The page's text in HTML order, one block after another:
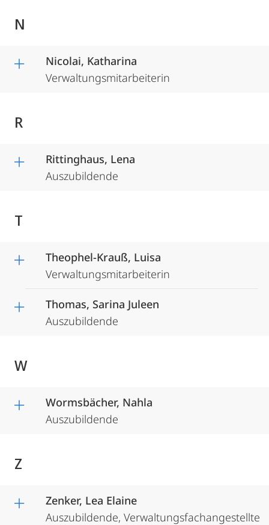
N
Nicolai, Katharina
Verwaltungsmitarbeiterin
R
Rittinghaus, Lena
Auszubildende
T
Theophel-Krauß, Luisa
Verwaltungsmitarbeiterin
Thomas, Sarina Juleen
Auszubildende
W
Wormsbächer, Nahla
Auszubildende
Z
Zenker, Lea Elaine
Auszubildende, Verwaltungsfachangestellte